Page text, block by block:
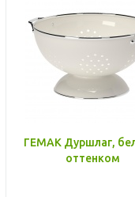
ГЕМАК Дуршлаг,
оттенком